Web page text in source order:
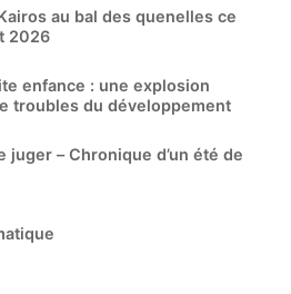
au bal des quenelles ce
2026
enfance : une explosion
troubles du développement
juger – Chronique d’un été de